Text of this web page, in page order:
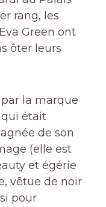
rang, les
Green ont
ôter leurs
la marque
était
de son
(elle est
et égérie
vêtue de noir
pour